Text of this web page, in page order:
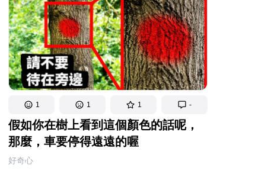
1 1 1 -
假如你在樹上看到這個顏色的話呢，
那麼，車要停得遠遠的喔
好奇心